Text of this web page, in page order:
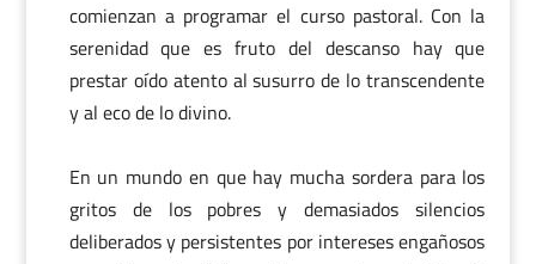
comienzan a programar el curso pastoral. Con la
serenidad que es fruto del descanso hay que
prestar oído atento al susurro de lo transcendente
y al eco de lo divino.
En un mundo en que hay mucha sordera para los
gritos de los pobres y demasiados silencios
deliberados y persistentes por intereses engañosos